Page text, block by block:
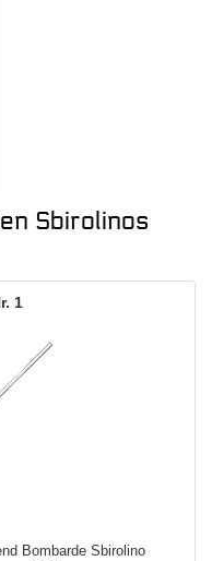
Sbirolinos
1
Bombarde Sbirolino